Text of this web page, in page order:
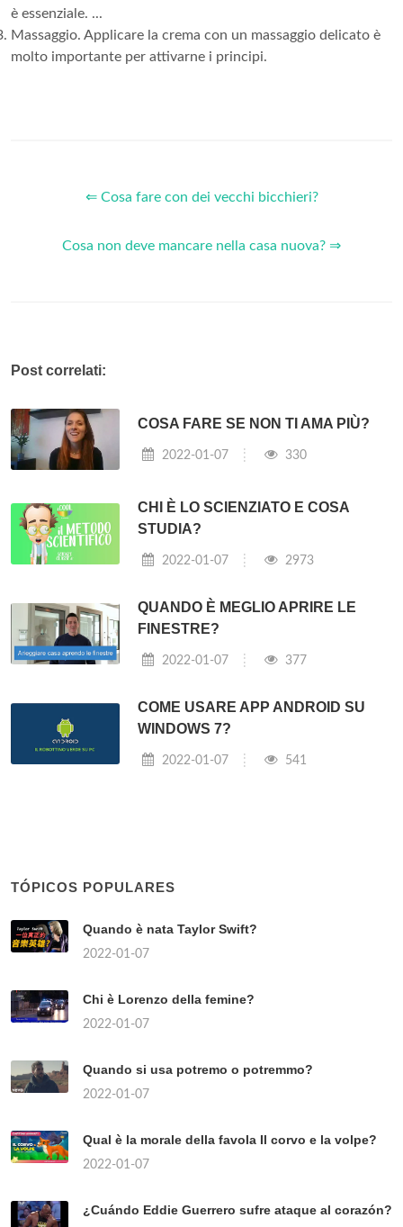
è essenziale. ...
Massaggio. Applicare la crema con un massaggio delicato è
molto importante per attivarne i principi.
⇐ Cosa fare con dei vecchi bicchieri?
Cosa non deve mancare nella casa nuova? ⇒
Post correlati:
COSA FARE SE NON TI AMA PIÙ?
2022-01-07 330
CHI È LO SCIENZIATO E COSA
STUDIA?
2022-01-07 2973
QUANDO È MEGLIO APRIRE LE
FINESTRE?
2022-01-07 377
COME USARE APP ANDROID SU
WINDOWS 7?
2022-01-07 541
TÓPICOS POPULARES
Quando è nata Taylor Swift?
2022-01-07
Chi è Lorenzo della femine?
2022-01-07
Quando si usa potremo o potremmo?
2022-01-07
Qual è la morale della favola Il corvo e la volpe?
2022-01-07
¿Cuándo Eddie Guerrero sufre ataque al corazón?